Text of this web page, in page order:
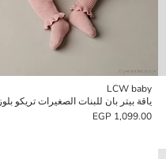
LCW baby
1,099.00 EGP